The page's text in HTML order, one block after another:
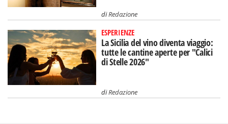
diRedazione
ESPERIENZE
La Sicilia del vino diventa viaggio:
tutte le cantine aperte per "Calici
di Stelle 2026"
diRedazione